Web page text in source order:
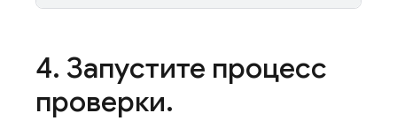
4. Запустите процесс
проверки.